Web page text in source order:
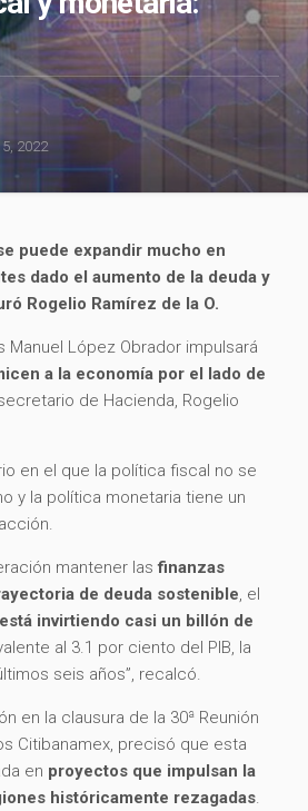
2022
puede expandir mucho en
dado el aumento de la deuda y
Rogelio Ramírez de la O.
Manuel López Obrador impulsará
a la economía por el lado de
de Hacienda, Rogelio
en el que la política fiscal no se
y la política monetaria tiene un
mantener las finanzas
de deuda sostenible, el
invirtiendo casi un billón de
al 3.1 por ciento del PIB, la
seis años”, recalcó.
en la clausura de la 30ª Reunión
Citibanamex, precisó que esta
en proyectos que impulsan la
históricamente rezagadas.